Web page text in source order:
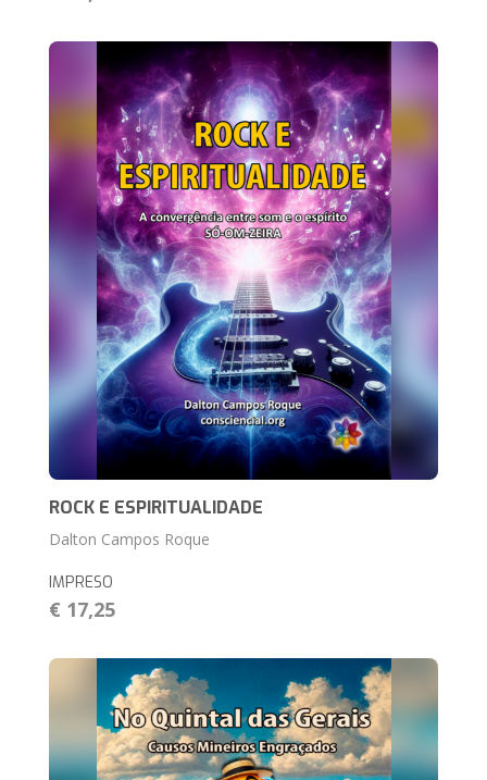
ROCK E ESPIRITUALIDADE
Dalton Campos Roque
IMPRESO
€ 17,25